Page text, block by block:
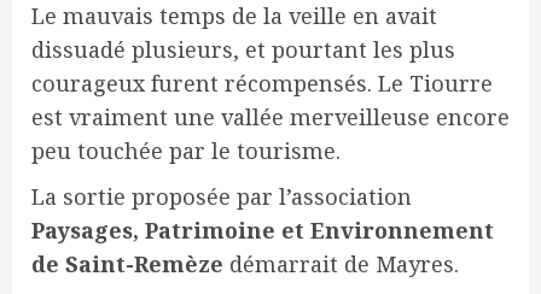
Le mauvais temps de la veille en avait
dissuadé plusieurs, et pourtant les plus
courageux furent récompensés. Le Tiourre
est vraiment une vallée merveilleuse encore
peu touchée par le tourisme.
La sortie proposée par l’association
Paysages, Patrimoine et Environnement
de Saint-Remèze démarrait de Mayres.